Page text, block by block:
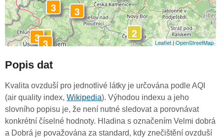
3 3
2
3
3
2
Leaflet|OpenStreetMap
Popis dat
Kvalita ovzduší pro jednotlivé látky je určována podle AQI
(air quality index, Wikipedia). Výhodou indexu a jeho
slovního popisu je, že není nutné sledovat a porovnávat
konkrétní číselné hodnoty. Hladina s označením Velmi dobrá
a Dobrá je považována za standard, kdy znečištění ovzduší